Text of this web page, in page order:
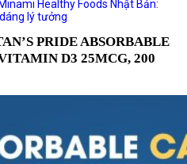
Healthy Foods Nhật Bản:
lý tưởng
PRIDE ABSORBABLE
D3 25MCG, 200